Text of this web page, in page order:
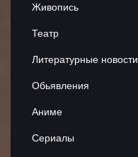
Игровые
Мультфильмы
Шоу
Трейлеры
Живопись
Театр
Литературные новости
Обьявления
Аниме
Сериалы